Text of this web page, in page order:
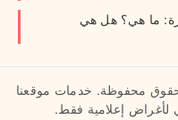
ما هي؟ هل هي
. كل الحقوق محفوظة. خدمات موقعنا
لأغراض إعلامية فقط.